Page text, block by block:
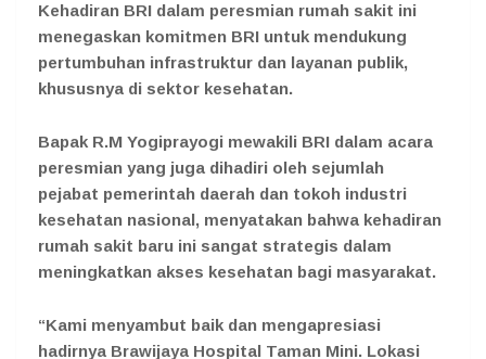
Kehadiran BRI dalam peresmian rumah sakit ini
menegaskan komitmen BRI untuk mendukung
pertumbuhan infrastruktur dan layanan publik,
khususnya di sektor kesehatan.
Bapak R.M Yogiprayogi mewakili BRI dalam acara
peresmian yang juga dihadiri oleh sejumlah
pejabat pemerintah daerah dan tokoh industri
kesehatan nasional, menyatakan bahwa kehadiran
rumah sakit baru ini sangat strategis dalam
meningkatkan akses kesehatan bagi masyarakat.
“Kami menyambut baik dan mengapresiasi
hadirnya Brawijaya Hospital Taman Mini. Lokasi